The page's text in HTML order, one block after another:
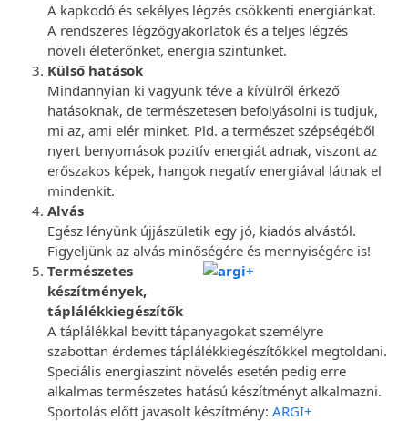
A kapkodó és sekélyes légzés csökkenti energiánkat.
A rendszeres légzőgyakorlatok és a teljes légzés
növeli életerőnket, energia szintünket.
Külső hatások
Mindannyian ki vagyunk téve a kívülről érkező
hatásoknak, de természetesen befolyásolni is tudjuk,
mi az, ami elér minket. Pld. a természet szépségéből
nyert benyomások pozitív energiát adnak, viszont az
erőszakos képek, hangok negatív energiával látnak el
mindenkit.
Alvás
Egész lényünk újjászületik egy jó, kiadós alvástól.
Figyeljünk az alvás minőségére és mennyiségére is!
Természetes
készítmények,
táplálékkiegészítők
A táplálékkal bevitt tápanyagokat személyre
szabottan érdemes táplálékkiegészítőkkel megtoldani.
Speciális energiaszint növelés esetén pedig erre
alkalmas természetes hatású készítményt alkalmazni.
Sportolás előtt javasolt készítmény:ARGI+